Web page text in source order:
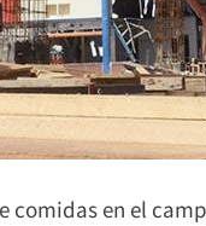
comidas en el